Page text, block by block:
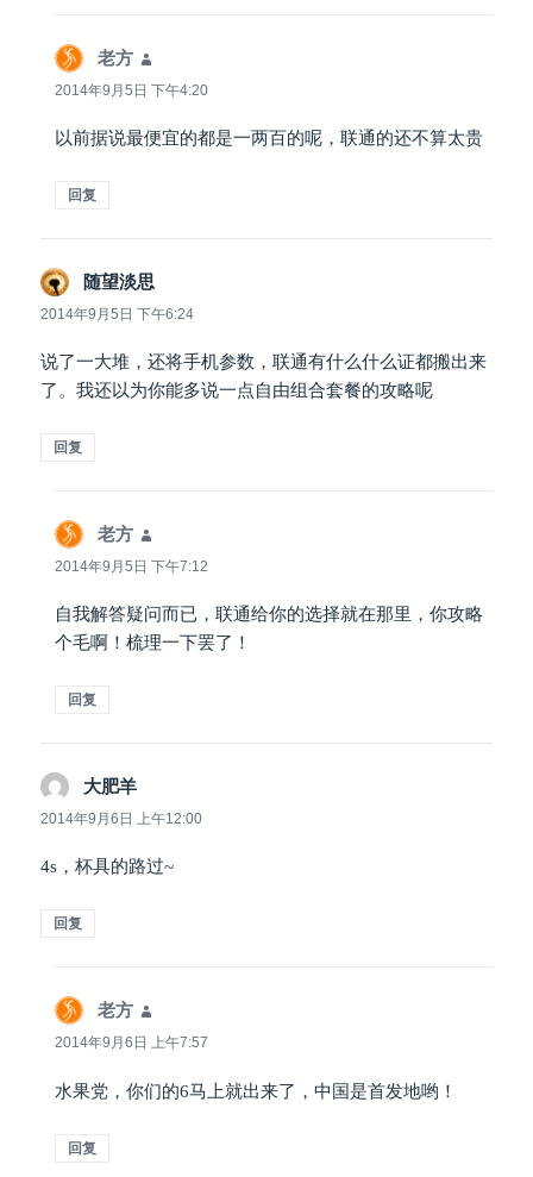
老方
道：
2014年9月5日 下午4:20
以前据说最便宜的都是一两百的呢，联通的还不算太贵
回复
随望淡思
道：
2014年9月5日 下午6:24
说了一大堆，还将手机参数，联通有什么什么证都搬出来
了。我还以为你能多说一点自由组合套餐的攻略呢
回复
老方
道：
2014年9月5日 下午7:12
自我解答疑问而已，联通给你的选择就在那里，你攻略
个毛啊！梳理一下罢了！
回复
大肥羊
道：
2014年9月6日 上午12:00
4s，杯具的路过~
回复
老方
道：
2014年9月6日 上午7:57
水果党，你们的6马上就出来了，中国是首发地哟！
回复